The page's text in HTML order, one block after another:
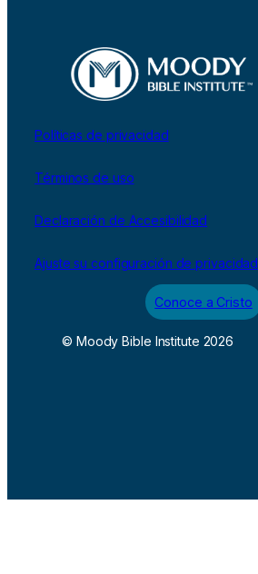
Políticas de privacidad
Términos de uso
Declaración de Accesibilidad
Ajuste su configuración de privacidad
Conoce a Cristo
© Moody Bible Institute 2026